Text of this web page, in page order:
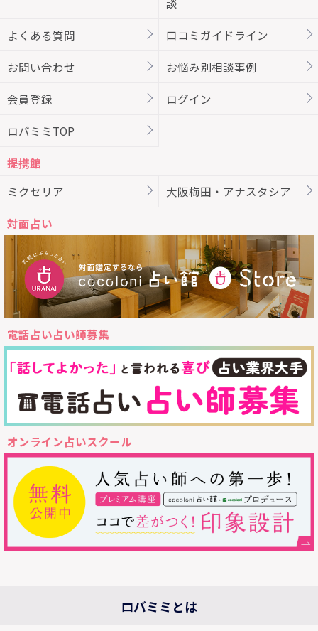
よくある質問 口コミガイドライン
お問い合わせ お悩み別相談事例
会員登録 ログイン
ロバミミTOP
提携館
ミクセリア
大阪梅田・アナスタシア
対面占い
電話占い占い師募集
オンライン占いスクール
ロバミミとは